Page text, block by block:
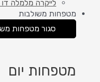
לייקרה מלמלה דו צדדי
מטפחות משולבות
סגור מטפחות משולבות
מטפחות יום